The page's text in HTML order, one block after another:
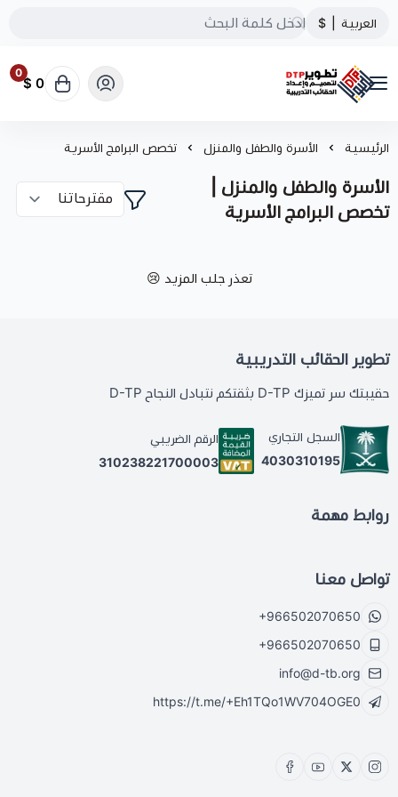
العربية $
تطوير الحقائب التدريبية
0
0 $
الرئيسية الأسرة والطفل والمنزل تخصص البرامج الأسرية
الأسرة والطفل والمنزل |
تخصص البرامج الأسرية
تعذر جلب المزيد 😢
تطوير الحقائب التدريبية
حقيبتك سر تميزك D-TP بثقتكم نتبادل النجاح D-TP
السجل التجاري
4030310195
الرقم الضريبي
310238221700003
روابط مهمة
تواصل معنا
+966502070650
+966502070650
info@d-tb.org
https://t.me/+Eh1TQo1WV704OGE0